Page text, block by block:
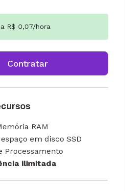
R$ 0,07/hora
Contratar
RAM
em disco SSD
Processamento
ilimitada